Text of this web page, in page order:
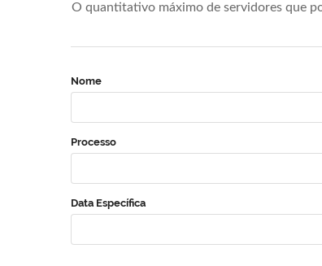
O quantitativo máximo de servidores que
Nome
Processo
Data Específica